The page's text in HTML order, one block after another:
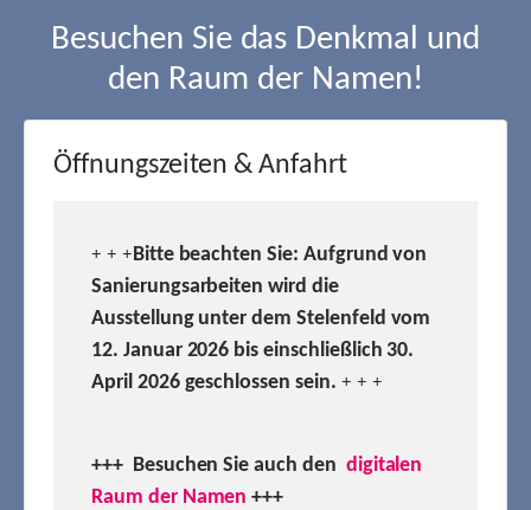
Besuchen Sie das Denkmal und
den Raum der Namen!
Öffnungszeiten & Anfahrt
+ + +Bitte beachten Sie: Aufgrund von
Sanierungsarbeiten wird die
Ausstellung unter dem Stelenfeld vom
12. Januar 2026 bis einschließlich 30.
April 2026 geschlossen sein. + + +
+++ Besuchen Sie auch den digitalen
Raum der Namen +++